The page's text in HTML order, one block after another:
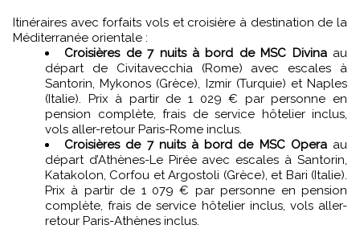
Itinéraires avec forfaits vols et croisière à destination de la
Méditerranée orientale :
Croisières de 7 nuits à bord de MSC Divinaau
départ de Civitavecchia (Rome) avec escales à
Santorin, Mykonos (Grèce), Izmir (Turquie) et Naples
(Italie). Prix à partir de 1 029 € par personne en
pension complète, frais de service hôtelier inclus,
vols aller-retour Paris-Rome inclus.
Croisières de 7 nuits à bord de MSC Operaau
départ d’Athènes-Le Pirée avec escales à Santorin,
Katakolon, Corfou et Argostoli (Grèce), et Bari (Italie).
Prix à partir de 1 079 € par personne en pension
complète, frais de service hôtelier inclus, vols aller-
retour Paris-Athènes inclus.